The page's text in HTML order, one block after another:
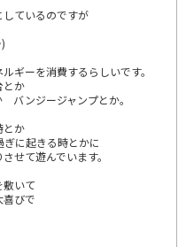
ているのですが
ギーを消費するらしいです。
か
バンジージャンプとか。
か
に起きる時とかに
せて遊んでいます。
いて
びで